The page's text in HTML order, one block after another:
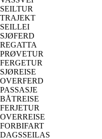
SEILTUR
TRAJEKT
SEILLEI
SJØFERD
REGATTA
PRØVETUR
FERGETUR
SJØREISE
OVERFERD
PASSASJE
BÅTREISE
FERJETUR
OVERREISE
FORBIFART
DAGSSEILAS